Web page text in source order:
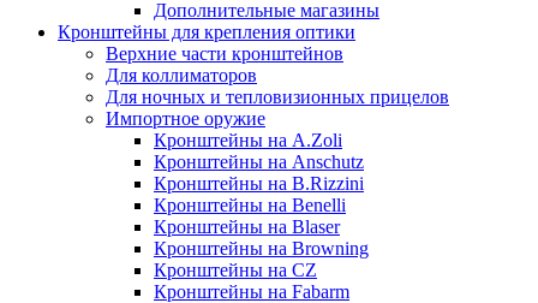
Дополнительные магазины
Кронштейны для крепления оптики
Верхние части кронштейнов
Для коллиматоров
Для ночных и тепловизионных прицелов
Импортное оружие
Кронштейны на A.Zoli
Кронштейны на Anschutz
Кронштейны на B.Rizzini
Кронштейны на Benelli
Кронштейны на Blaser
Кронштейны на Browning
Кронштейны на CZ
Кронштейны на Fabarm